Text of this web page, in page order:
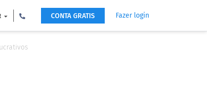
CONTA GRATIS Fazer login